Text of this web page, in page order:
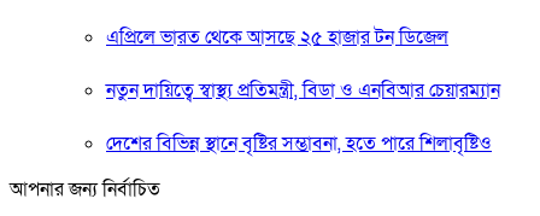
এপ্রিলে ভারত থেকে আসছে ২৫ হাজার টন ডিজেল
নতুন দায়িত্বে স্বাস্থ্য প্রতিমন্ত্রী, বিডা ও এনবিআর চেয়ারম্যান
দেশের বিভিন্ন স্থানে বৃষ্টির সম্ভাবনা, হতে পারে শিলাবৃষ্টিও
আপনার জন্য নির্বাচিত